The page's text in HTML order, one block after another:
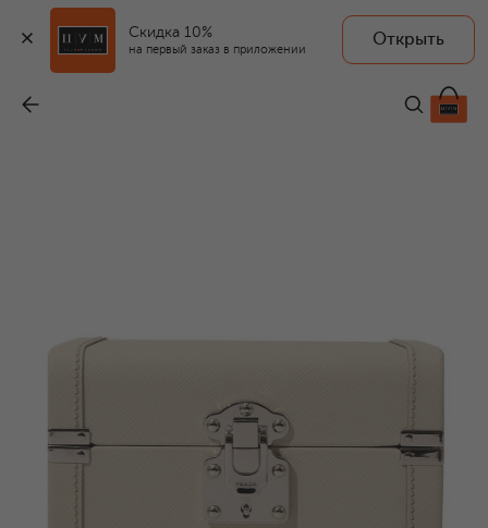
Скидка 10%
на первый заказ в приложении
Открыть
430 000 ₽